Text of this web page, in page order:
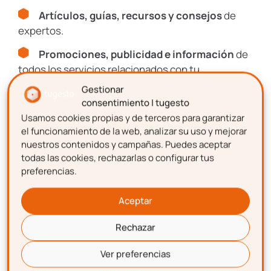
Gestionar
consentimiento | tugesto
Usamos cookies propias y de terceros para garantizar
el funcionamiento de la web, analizar su uso y mejorar
nuestros contenidos y campañas. Puedes aceptar
todas las cookies, rechazarlas o configurar tus
preferencias.
Aceptar
Rechazar
Ver preferencias
Aviso Legal.
Privacidad
Términos de Servicio de Google.
SUSCRIBIRME
Descarga gratis
Artículos, guías, recursos y consejosde
expertos.
Promociones, publicidad e informaciónde
todos los servicios relacionados con tu
emprendimiento.
Nombre
Apellidos
Correo electrónico